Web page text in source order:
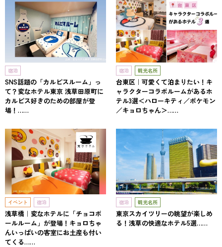
宿泊
SNS話題の「カルピスルーム」っ
て？変なホテル東京 浅草田原町に
カルピス好きのための部屋が登
場！……
宿泊 観光名所
台東区｜可愛くて泊まりたい！キ
ャラクターコラボルームがあるホ
テル3選＜ハローキティ／ポケモン
／キョロちゃん＞……
イベント 宿泊
浅草橋｜変なホテルに「チョコボ
ールルーム」が登場！キョロちゃ
んいっぱいの客室にお土産も付い
てくる……
宿泊 観光名所
東京スカイツリーの眺望が楽しめ
る！浅草の快適なホテル5選……